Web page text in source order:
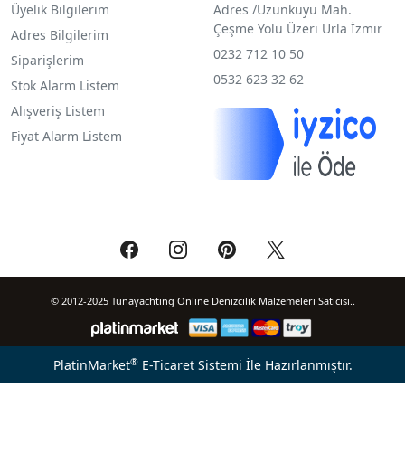
Üyelik Bilgilerim
Adres Bilgilerim
Siparişlerim
Stok Alarm Listem
Alışveriş Listem
Fiyat Alarm Listem
Adres /Uzunkuyu Mah.
Çeşme Yolu Üzeri Urla İzmir
0232 712 10 50
0532 623 32 62
© 2012-2025 Tunayachting Online Denizcilik Malzemeleri Satıcısı..
PlatinMarket®E-Ticaret Sistemi İle Hazırlanmıştır.